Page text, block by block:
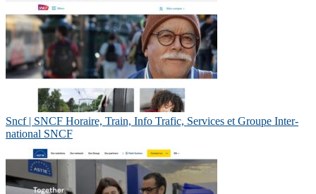
Sncf | SNCF Horaire, Train, Info Trafic, Services et Groupe In­ter­
natio­nal SNCF